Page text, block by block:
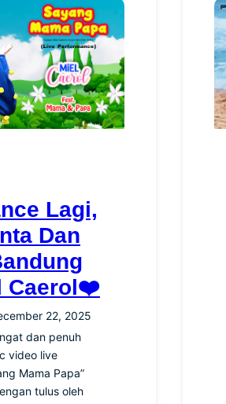
Lagi,
Dan
Caerol❤️
22, 2025
dan penuh
video live
Mama Papa”
tulus oleh